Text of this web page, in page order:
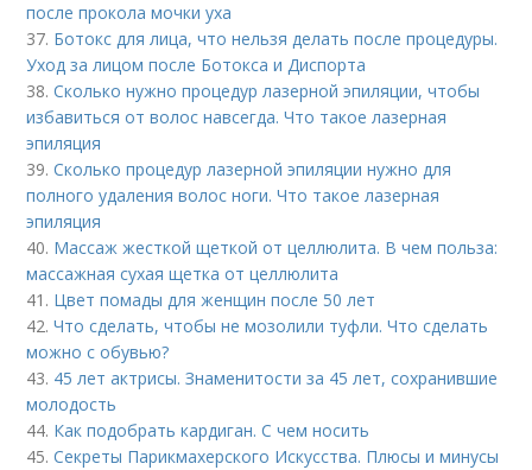
после прокола мочки уха
37. Ботокс для лица, что нельзя делать после процедуры.
Уход за лицом после Ботокса и Диспорта
38.Сколько нужно процедур лазерной эпиляции, чтобы
избавиться от волос навсегда. Что такое лазерная
эпиляция
39.Сколько процедур лазерной эпиляции нужно для
полного удаления волос ноги. Что такое лазерная
эпиляция
40. Массаж жесткой щеткой от целлюлита. В чем польза:
массажная сухая щетка от целлюлита
41. Цвет помады для женщин после 50 лет
42.Что сделать, чтобы не мозолили туфли. Что сделать
можно с обувью?
43. 45 лет актрисы. Знаменитости за 45 лет, сохранившие
молодость
44. Как подобрать кардиган. С чем носить
45.Секреты Парикмахерского Искусства. Плюсы и минусы